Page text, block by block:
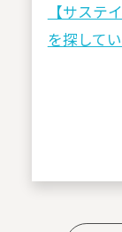
【サス
を探して